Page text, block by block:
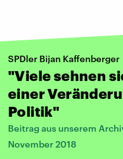
SPDler Bijan Kaffenberger
"Viele sehnen
einer
Politik"
Beitrag aus unserem
November 2018